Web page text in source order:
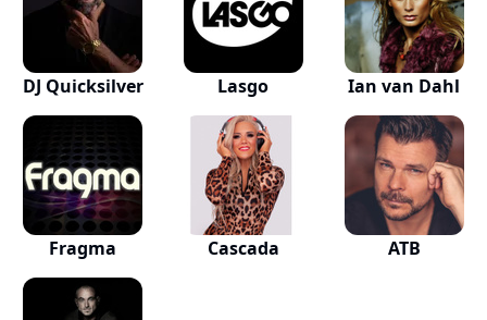
DJ Quicksilver Lasgo Ian van Dahl
Fragma Cascada ATB